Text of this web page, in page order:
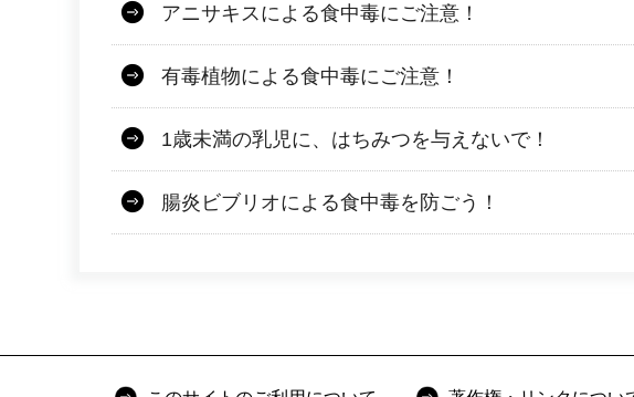
アニサキスによる食中毒にご注意！
有毒植物による食中毒にご注意！
1歳未満の乳児に、はちみつを与えないで！
腸炎ビブリオによる食中毒を防ごう！